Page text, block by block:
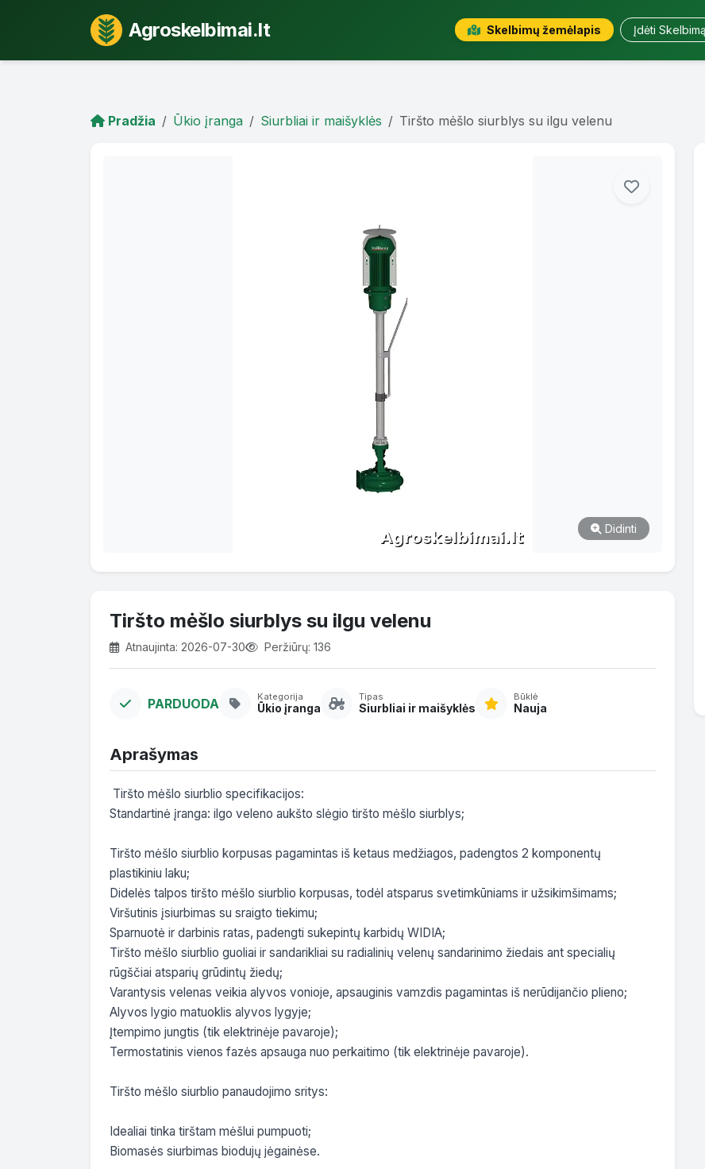
Agroskelbimai.lt Skelbimų žemėlapis Įdėti Skelbimą
Pradžia Ūkio įranga Siurbliai ir maišyklės Tiršto mėšlo siurblys su ilgu velenu
Didinti
Tiršto mėšlo siurblys su ilgu velenu
Atnaujinta: 2026-07-30 Peržiūrų: 136
PARDUODA Kategorija
Ūkio įranga
Tipas
Siurbliai ir maišyklės
Būklė
Nauja
Aprašymas
Standartinė įranga: ilgo veleno aukšto slėgio tiršto mėšlo siurblys;
Tiršto mėšlo siurblio korpusas pagamintas iš ketaus medžiagos, padengtos 2 komponentų
plastikiniu laku;
Didelės talpos tiršto mėšlo siurblio korpusas, todėl atsparus svetimkūniams ir užsikimšimams;
Viršutinis įsiurbimas su sraigto tiekimu;
Sparnuotė ir darbinis ratas, padengti sukepintų karbidų WIDIA;
Tiršto mėšlo siurblio guoliai ir sandarikliai su radialinių velenų sandarinimo žiedais ant specialių
rūgščiai atsparių grūdintų žiedų;
Varantysis velenas veikia alyvos vonioje, apsauginis vamzdis pagamintas iš nerūdijančio plieno;
Alyvos lygio matuoklis alyvos lygyje;
Įtempimo jungtis (tik elektrinėje pavaroje);
Termostatinis vienos fazės apsauga nuo perkaitimo (tik elektrinėje pavaroje).
Tiršto mėšlo siurblio panaudojimo sritys:​
Idealiai tinka tirštam mėšlui pumpuoti;
Biomasės siurbimas biodujų jėgainėse.